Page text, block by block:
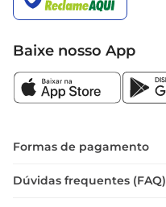
Baixe nosso App
Formas de pagamento
Dúvidas frequentes (FAQ)